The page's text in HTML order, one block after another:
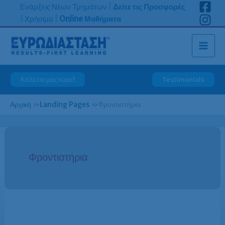
Μετάβαση
περιεχόμενο
Ενάρξεις Νέων Τμημάτων
Δείτε τις Προσφορές
Χρήσιμα Online Μαθήματα
Καλέστε μας τώρα! Testimonials
Αρχική »Landing Pages »Φροντιστήρια
Φροντιστήρια